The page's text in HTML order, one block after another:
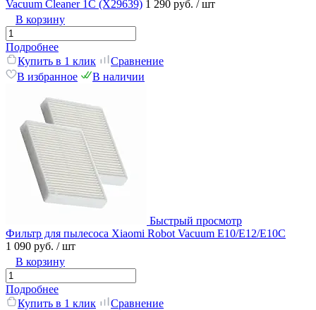
Vacuum Cleaner 1C (X29639) 1 290 руб. / шт
В корзину
Подробнее
Купить в 1 клик
Сравнение
В избранное
В наличии
Быстрый просмотр
Фильтр для пылесоса Xiaomi Robot Vacuum E10/E12/E10C
1 090 руб. / шт
В корзину
Подробнее
Купить в 1 клик
Сравнение